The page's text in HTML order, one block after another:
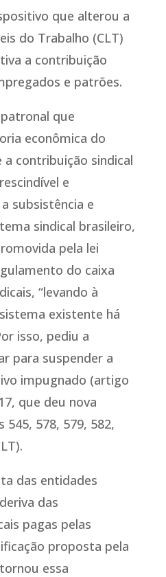
que alterou a
do Trabalho (CLT)
a contribuição
e patrões.
que
econômica do
contribuição sindical
e
subsistência e
sindical brasileiro,
pela lei
do caixa
“levando à
existente há
isso, pediu a
para suspender a
impugnado (artigo
que deu nova
578, 579, 582,
das entidades
das
pagas pelas
proposta pela
essa